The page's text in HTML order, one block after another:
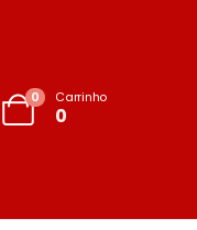
0 Carrinho
0